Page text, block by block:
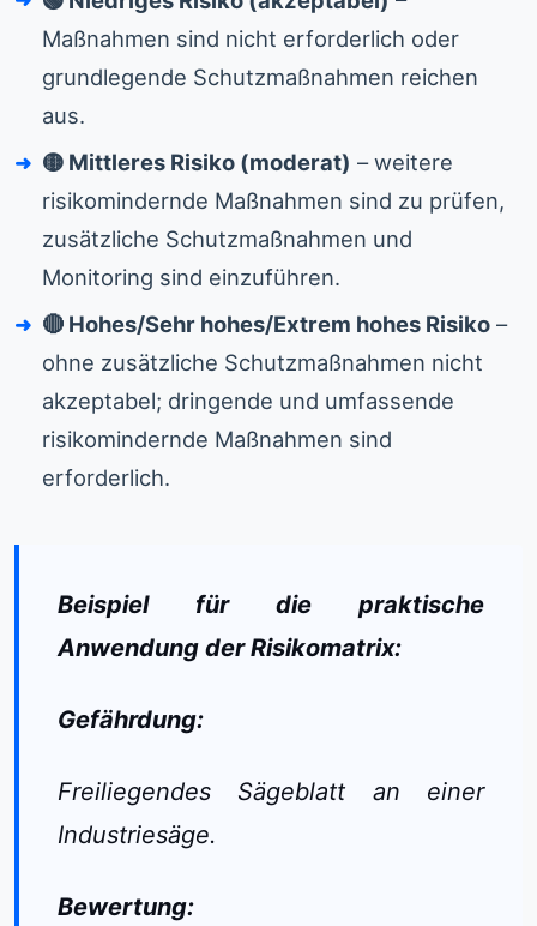
Maßnahmen sind nicht erforderlich oder
grundlegende Schutzmaßnahmen reichen
aus.
🟡 Mittleres Risiko (moderat) – weitere
risikomindernde Maßnahmen sind zu prüfen,
zusätzliche Schutzmaßnahmen und
Monitoring sind einzuführen.
🔴 Hohes/Sehr hohes/Extrem hohes Risiko –
ohne zusätzliche Schutzmaßnahmen nicht
akzeptabel; dringende und umfassende
risikomindernde Maßnahmen sind
erforderlich.
Beispiel für die praktische
Anwendung der Risikomatrix:
Gefährdung:
Freiliegendes Sägeblatt an einer
Industriesäge.
Bewertung: